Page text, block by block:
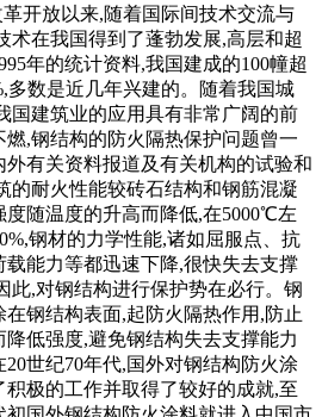
开放以来,随着国际间技术交流与
术在我国得到了蓬勃发展,高层和超
年的统计资料,我国建成的100幢超
多数是近几年兴建的。随着我国城
国建筑业的应用具有非常广阔的前
,钢结构的防火隔热保护问题曾一
外有关资料报道及有关机构的试验和
的耐火性能较砖石结构和钢筋混凝
度随温度的升高而降低,在5000℃左
钢材的力学性能,诸如屈服点、抗
能力等都迅速下降,很快失去支撑
此,对钢结构进行保护势在必行。钢
钢结构表面,起防火隔热作用,防止
低强度,避免钢结构失去支撑能力
世纪70年代,国外对钢结构防火涂
极的工作并取得了较好的成就,至